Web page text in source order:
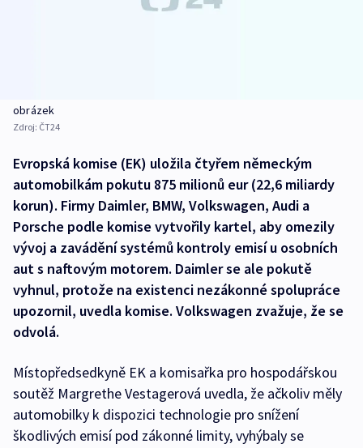
obrázek
Zdroj: ČT24
Evropská komise (EK) uložila čtyřem německým
automobilkám pokutu 875 milionů eur (22,6 miliardy
korun). Firmy Daimler, BMW, Volkswagen, Audi a
Porsche podle komise vytvořily kartel, aby omezily
vývoj a zavádění systémů kontroly emisí u osobních
aut s naftovým motorem. Daimler se ale pokutě
vyhnul, protože na existenci nezákonné spolupráce
upozornil, uvedla komise. Volkswagen zvažuje, že se
odvolá.
Místopředsedkyně EK a komisařka pro hospodářskou
soutěž Margrethe Vestagerová uvedla, že ačkoliv měly
automobilky k dispozici technologie pro snížení
škodlivých emisí pod zákonné limity, vyhýbaly se